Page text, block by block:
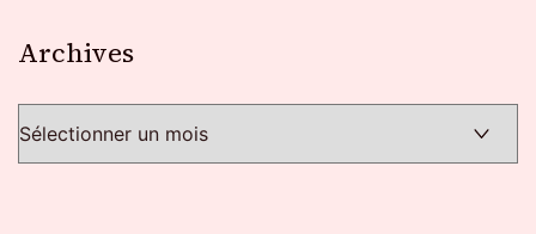
Archives